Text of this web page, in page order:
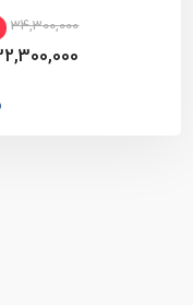
سوماک و 5 سال
فروشگاه تخصصی ابزار
مشاهده تمام محصولات
34,300,000